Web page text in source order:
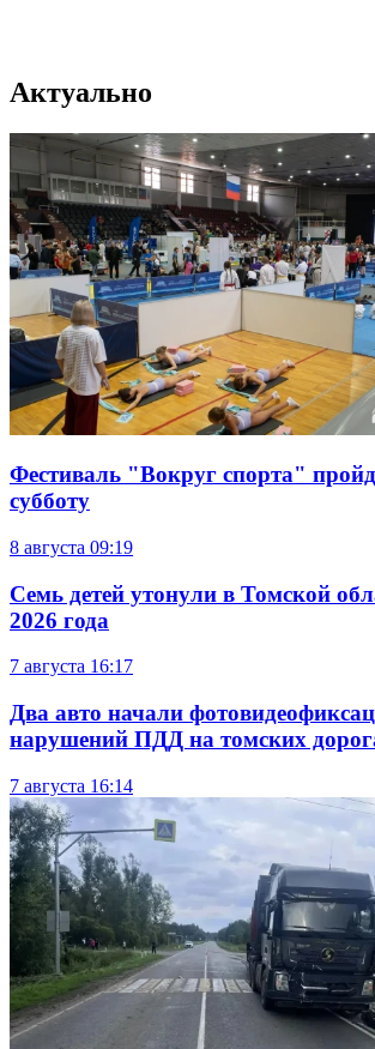
Актуально
Фестиваль "Вокруг спорта"
субботу
8 августа 09:19
Семь детей утонули в Томской
2026 года
7 августа 16:17
Два авто начали
нарушений ПДД на томских
7 августа 16:14